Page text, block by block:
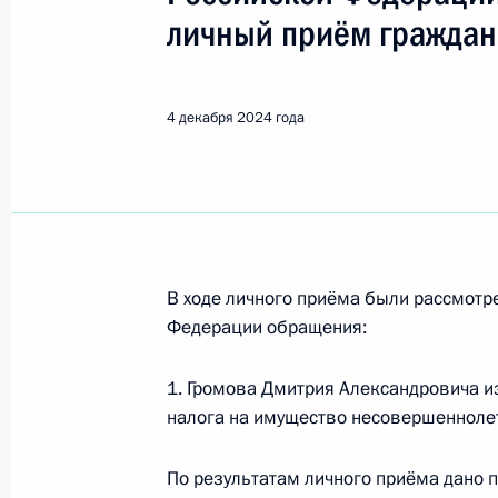
в Иркутской области мобильной
Президента Российской
Российской Федерации по
октября 2021 года
личный приём граждан
4 декабря 2024 года
В ходе личного приёма были
Федерации обращения:
1. Громова Дмитрия Александровича
налога на имущество
По результатам личного приёма дано